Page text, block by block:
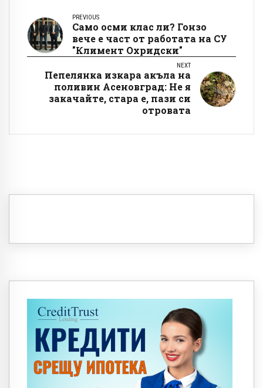
PREVIOUS
Само осми клас ли? Гонзо
вече е част от работата на СУ
"Климент Охридски"
NEXT
Пепелянка изкара акъла на
поливин Асеновград: Не я
закачайте, стара е, пази си
отровата